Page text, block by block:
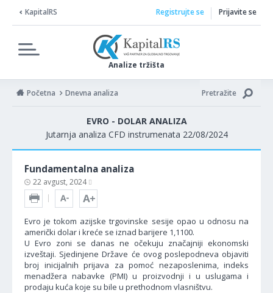
KapitalRS
Analize tržišta
Registrujte se Prijavite se
Početna Dnevna analiza Pretražite
EVRO - DOLAR ANALIZA
Jutarnja analiza CFD instrumenata 22/08/2024
Fundamentalna analiza
22 avgust, 2024
Evro je tokom azijske trgovinske sesije opao u odnosu na
američki dolar i kreće se iznad barijere 1,1100.
U Evro zoni se danas ne očekuju značajniji ekonomski
izveštaji. Sjedinjene Države će ovog poslepodneva objaviti
broj inicijalnih prijava za pomoć nezaposlenima, indeks
menadžera nabavke (PMI) u proizvodnji i u uslugama i
prodaju kuća koje su bile u prethodnom vlasništvu.